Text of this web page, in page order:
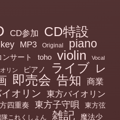
CD参加 CD特設
key MP3 Original piano
サート toho violin Vocal
リン ピアノ ライブ レ
即売会 告知 商業
オリン
東方バイオリン
四重奏 東方子守唄
東方弦
隊これくしょん 雑記 魔法少